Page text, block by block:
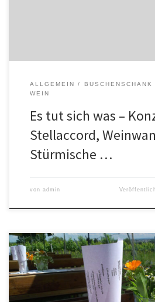
ALLGEMEIN BUSCHENSCHANK
WEIN
Es tut sich was –
Stellaccord,
Stürmische …
von admin
Kommendes Wochenende haben wir
ab 16 Uhr, Samstag ab 16 Uhr und